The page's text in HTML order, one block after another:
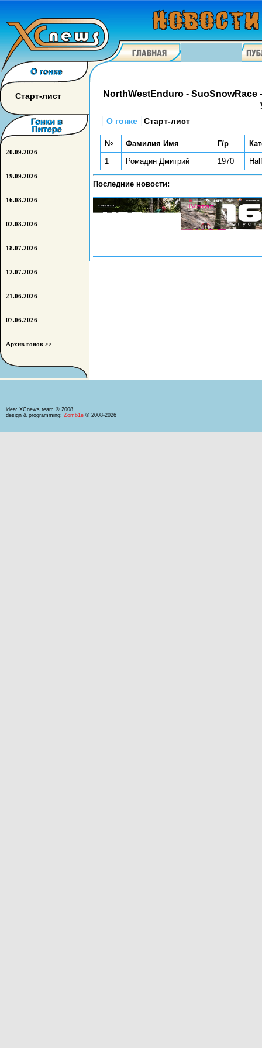
NorthWestEnduro -
О гонке Старт-лист
№ Фамилия Имя Г/р
1
Ромадин Дмитрий 1970
Последние новости:
Старт-лист
20.09.2026
19.09.2026
16.08.2026
02.08.2026
18.07.2026
12.07.2026
21.06.2026
07.06.2026
Архив гонок >>
idea: XCnews team © 2008
design & programming: Zomb1e © 2008-2026